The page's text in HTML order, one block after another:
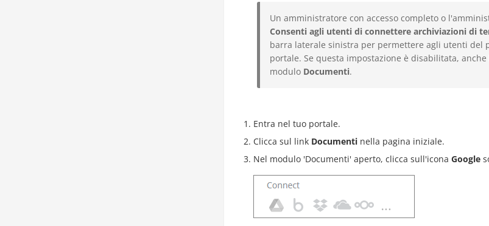
Un amministratore con accesso completo o
Consenti agli utenti di connettere archiviazioni di
barra laterale sinistra per permettere agli utenti del
portale. Se questa impostazione è disabilitata,
modulo Documenti.
Entra nel tuo portale.
Clicca sul link Documenti nella pagina iniziale.
Nel modulo 'Documenti' aperto, clicca sull'icona Google